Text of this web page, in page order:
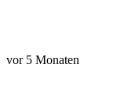
vor 5 Monaten